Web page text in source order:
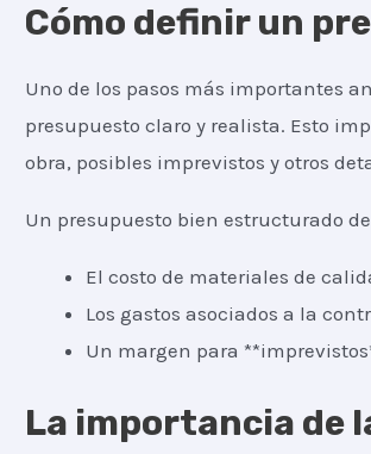
Cómo definir un
Uno de los pasos más importantes
presupuesto claro y realista. Esto
obra, posibles imprevistos y otros
Un presupuesto bien estructurado
El costo de materiales de
Los gastos asociados a la
Un margen para
La importancia de